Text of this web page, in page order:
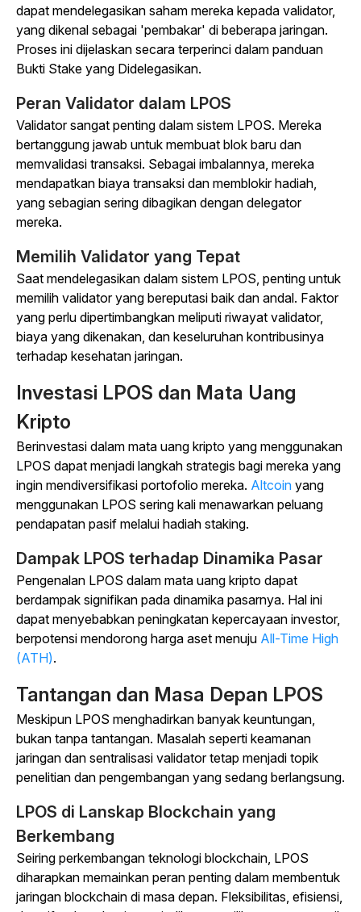
dapat mendelegasikan saham mereka kepada validator,
yang dikenal sebagai 'pembakar' di beberapa jaringan.
Proses ini dijelaskan secara terperinci dalam panduan
Bukti Stake yang Didelegasikan.
Peran Validator dalam LPOS
Validator sangat penting dalam sistem LPOS. Mereka
bertanggung jawab untuk membuat blok baru dan
memvalidasi transaksi. Sebagai imbalannya, mereka
mendapatkan biaya transaksi dan memblokir hadiah,
yang sebagian sering dibagikan dengan delegator
mereka.
Memilih Validator yang Tepat
Saat mendelegasikan dalam sistem LPOS, penting untuk
memilih validator yang bereputasi baik dan andal. Faktor
yang perlu dipertimbangkan meliputi riwayat validator,
biaya yang dikenakan, dan keseluruhan kontribusinya
terhadap kesehatan jaringan.
Investasi LPOS dan Mata Uang
Kripto
Berinvestasi dalam mata uang kripto yang menggunakan
LPOS dapat menjadi langkah strategis bagi mereka yang
ingin mendiversifikasi portofolio mereka. Altcoin yang
menggunakan LPOS sering kali menawarkan peluang
pendapatan pasif melalui hadiah staking.
Dampak LPOS terhadap Dinamika Pasar
Pengenalan LPOS dalam mata uang kripto dapat
berdampak signifikan pada dinamika pasarnya. Hal ini
dapat menyebabkan peningkatan kepercayaan investor,
berpotensi mendorong harga aset menuju All-Time High
(ATH).
Tantangan dan Masa Depan LPOS
Meskipun LPOS menghadirkan banyak keuntungan,
bukan tanpa tantangan. Masalah seperti keamanan
jaringan dan sentralisasi validator tetap menjadi topik
penelitian dan pengembangan yang sedang berlangsung.
LPOS di Lanskap Blockchain yang
Berkembang
Seiring perkembangan teknologi blockchain, LPOS
diharapkan memainkan peran penting dalam membentuk
jaringan blockchain di masa depan. Fleksibilitas, efisiensi,